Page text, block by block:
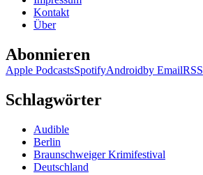
Kontakt
Über
Abonnieren
Apple PodcastsSpotifyAndroidby EmailRSS
Schlagwörter
Audible
Berlin
Braunschweiger Krimifestival
Deutschland